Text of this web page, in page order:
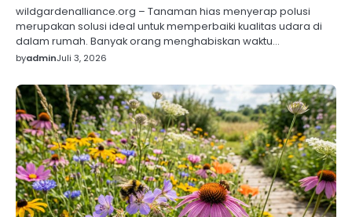
wildgardenalliance.org – Tanaman hias menyerap polusi
merupakan solusi ideal untuk memperbaiki kualitas udara di
dalam rumah. Banyak orang menghabiskan waktu…
byadminJuli 3, 2026